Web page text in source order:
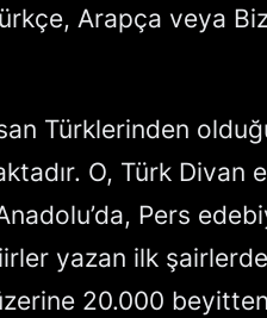
Arapça veya
Türklerinden
O, Türk Divan
Pers
yazan ilk
20.000